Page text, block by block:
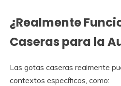
¿Realmente
Caseras para la
Las gotas caseras realmente
contextos específicos, como: